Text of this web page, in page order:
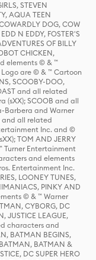
STEVEN
AQUA TEEN
DOG, COW
N EDDY, FOSTER'S
OF BILLY
CHICKEN,
elements © & ™
Logo are © & ™ Cartoon
SCOOBY-DOO,
and all related
(sXX); SCOOB and all
Barbera and Warner
and all related
Inc. and ©
TOM AND JERRY
Entertainment
and elements
Entertainment Inc.
LOONEY TUNES,
PINKY AND
© & ™ Warner
CYBORG, DC
JUSTICE LEAGUE,
characters and
BATMAN BEGINS,
BATMAN &
DC SUPER HERO